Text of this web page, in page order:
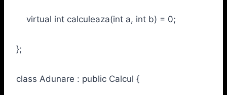
virtual int calculeaza(int a, int b) = 0;
};
class Adunare : public Calcul {